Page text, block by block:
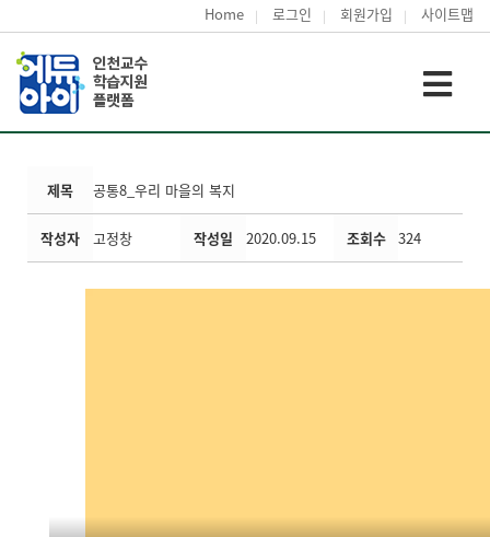
Home 로그인 회원가입 사이트맵
제목 공통8_우리 마을의 복지
작성자 고정창 작성일 2020.09.15 조회수 324